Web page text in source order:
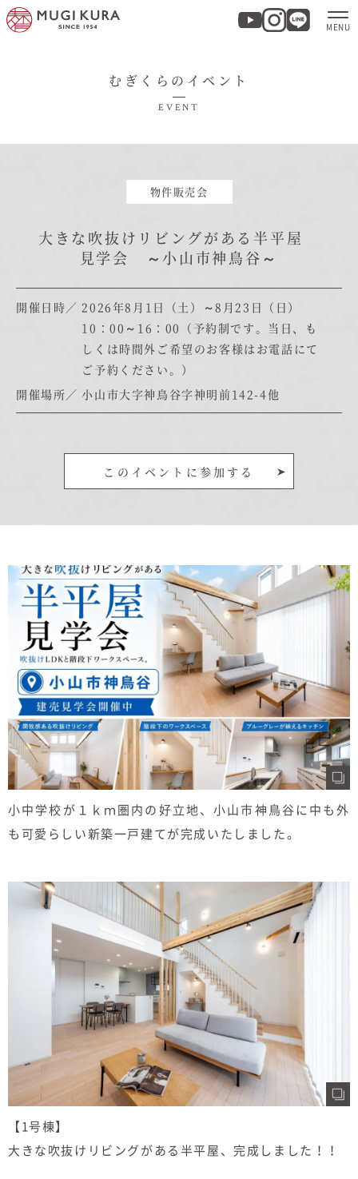
商品紹介
家づくりについて
むぎくらについて
イベント
資料請求
お問い合わせ
お電話での
お問い合わ
せ
0120-37-
1806
むぎくらのイベント
EVENT
物件販売会
大きな吹抜けリビングがある半平屋
見学会 ～小山市神鳥谷～
開催日時
2026年8月1日（土）～8月23日（日）
10：00～16：00（予約制です。当日、も
しくは時間外ご希望のお客様はお電話にて
ご予約ください。）
開催場所
小山市大字神鳥谷字神明前142-4他
このイベントに参加する
小中学校が１ｋｍ圏内の好立地、小山市神鳥谷に中も外
も可愛らしい新築一戸建てが完成いたしました。
【1号棟】
大きな吹抜けリビングがある半平屋、完成しました！！